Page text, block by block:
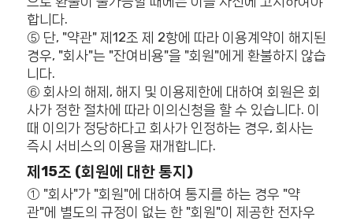
합니다.
⑤ 단, "약관" 제12조 제 2항에 따라 이용계약이 해지된
경우, "회사"는 "잔여비용"을 "회원"에게 환불하지 않습
니다.
⑥ 회사의 해제, 해지 및 이용제한에 대하여 회원은 회
사가 정한 절차에 따라 이의신청을 할 수 있습니다. 이
때 이의가 정당하다고 회사가 인정하는 경우, 회사는
즉시 서비스의 이용을 재개합니다.
제15조 (회원에 대한 통지)
① "회사"가 "회원"에 대하여 통지를 하는 경우 "약
관"에 별도의 규정이 없는 한 "회원"이 제공한 전자우